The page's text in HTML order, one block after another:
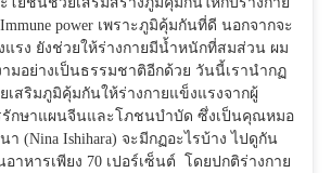
power เพราะภูมิคุ้มกันที่ดี นอกจากจะ
แรง ยังช่วยให้ร่างกายมีน้ำหนักที่สมส่วน ผม
มอย่างเป็นธรรมชาติอีกด้วย วันนี้เรานำกฏ
เสริมภูมิคุ้มกันให้ร่างกายแข็งแรงจากผู้
กษาแผนจีนและโภชนบำบัด ซึ่งเป็นคุณหมอ
(Nina Ishihara) จะมีกฏอะไรบ้าง ไปดูกัน
าหารเพียง 70 เปอร์เซ็นต์ โดยปกติร่างกาย